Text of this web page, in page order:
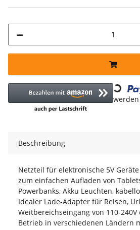
Beschreibung
Netzteil für elektronische 5V
zum einfachen Aufladen von
Powerbanks, Akku Leuchten,
Idealer Lade-Adapter für Reisen,
Weitbereichseingang von 110-
Betrieb in verschiedenen Ländern